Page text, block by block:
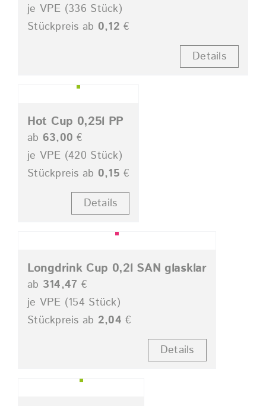
je VPE (336 Stück)
Stückpreis ab 0,12 €
Details
Hot Cup 0,25l PP
ab 63,00 €
je VPE (420 Stück)
Stückpreis ab 0,15 €
Details
Longdrink Cup 0,2l SAN glasklar
ab 314,47 €
je VPE (154 Stück)
Stückpreis ab 2,04 €
Details